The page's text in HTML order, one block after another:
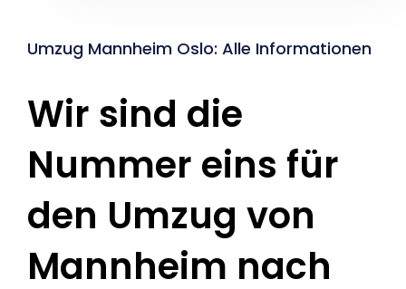
Umzug Mannheim Oslo: Alle Informationen
Wir sind die
Nummer eins für
den Umzug von
Mannheim nach